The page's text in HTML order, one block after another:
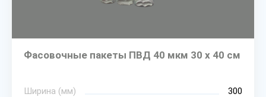
Фасовочные пакеты ПВД 40 мкм 30 х 40 см
Ширина (мм)
300